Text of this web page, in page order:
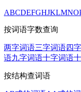
ABCDEFGHJKLMNO
按词语字数查询
两字词语三字词语四
语九字词语十字词语
按结构查词语